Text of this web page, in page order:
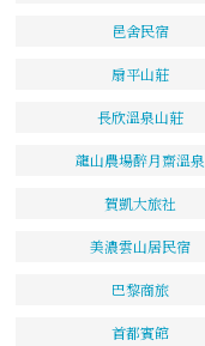
邑舍民宿
扇平山莊
長欣溫泉山莊
龍山農場醉月齋溫泉
賀凱大旅社
美濃雲山居民宿
巴黎商旅
首都賓館